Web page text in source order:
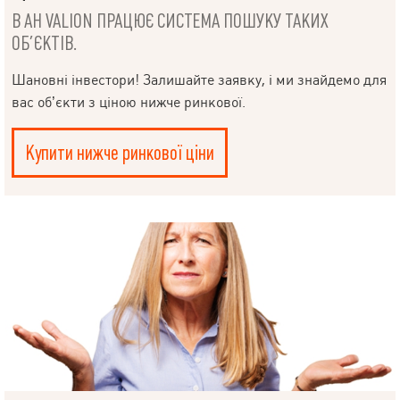
вбудовані шафи, вбудована кухня, 2 дивани, журнальний столик,
обідній стіл і стільці. Цей будинок - це житло, в якому
почуваєшся справжнім господарем! На прилеглій території
росте газонна трава та туї «Смарагд».
В АН VALION ПРАЦЮЄ СИСТЕМА ПОШУКУ ТАКИХ
ОБ’ЄКТІВ.
Шановні інвестори! Залишайте заявку, і ми знайдемо для
вас об’єкти з ціною нижче ринкової.
Купити нижче ринкової ціни
КЕРІВНИКОВІ
Мова